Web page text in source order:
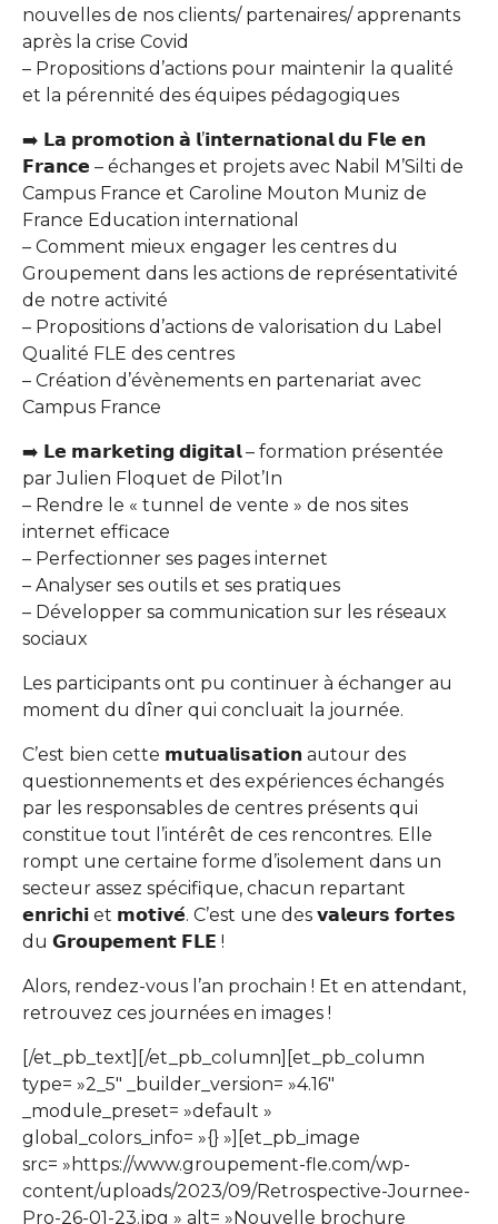
nouvelles de nos clients/ partenaires/ apprenants
après la crise Covid
– Propositions d’actions pour maintenir la qualité
et la pérennité des équipes pédagogiques
➡️ 𝗟𝗮 𝗽𝗿𝗼𝗺𝗼𝘁𝗶𝗼𝗻 𝗮̀ 𝗹’𝗶𝗻𝘁𝗲𝗿𝗻𝗮𝘁𝗶𝗼𝗻𝗮𝗹 𝗱𝘂 𝗙𝗹𝗲 𝗲𝗻
𝗙𝗿𝗮𝗻𝗰𝗲 – échanges et projets avec Nabil M’Silti de
Campus France et Caroline Mouton Muniz de
France Education international
– Comment mieux engager les centres du
Groupement dans les actions de représentativité
de notre activité
– Propositions d’actions de valorisation du Label
Qualité FLE des centres
– Création d’évènements en partenariat avec
Campus France
➡️ 𝗟𝗲 𝗺𝗮𝗿𝗸𝗲𝘁𝗶𝗻𝗴 𝗱𝗶𝗴𝗶𝘁𝗮𝗹 – formation présentée
par Julien Floquet de Pilot’In
– Rendre le « tunnel de vente » de nos sites
internet efficace
– Perfectionner ses pages internet
– Analyser ses outils et ses pratiques
– Développer sa communication sur les réseaux
sociaux
Les participants ont pu continuer à échanger au
moment du dîner qui concluait la journée.
C’est bien cette 𝗺𝘂𝘁𝘂𝗮𝗹𝗶𝘀𝗮𝘁𝗶𝗼𝗻 autour des
questionnements et des expériences échangés
par les responsables de centres présents qui
constitue tout l’intérêt de ces rencontres. Elle
rompt une certaine forme d’isolement dans un
secteur assez spécifique, chacun repartant
𝗲𝗻𝗿𝗶𝗰𝗵𝗶 et 𝗺𝗼𝘁𝗶𝘃𝗲́. C’est une des 𝘃𝗮𝗹𝗲𝘂𝗿𝘀 𝗳𝗼𝗿𝘁𝗲𝘀
du 𝗚𝗿𝗼𝘂𝗽𝗲𝗺𝗲𝗻𝘁 𝗙𝗟𝗘 !
Alors, rendez-vous l’an prochain ! Et en attendant,
retrouvez ces journées en images !
[/et_pb_text][/et_pb_column][et_pb_column
type= »2_5″ _builder_version= »4.16″
_module_preset= »default »
global_colors_info= »{} »][et_pb_image
src= »https://www.groupement-fle.com/wp-
content/uploads/2023/09/Retrospective-Journee-
Pro-26-01-23.jpg » alt= »Nouvelle brochure